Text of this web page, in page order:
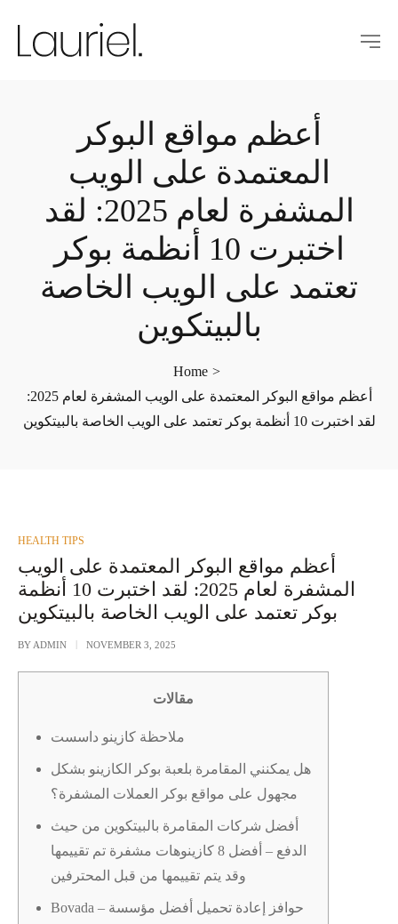
أعظم مواقع البوكر
المعتمدة على الويب
المشفرة لعام 2025: لقد
اختبرت 10 أنظمة بوكر
تعتمد على الويب الخاصة
بالبيتكوين
Home >
أعظم مواقع البوكر المعتمدة على الويب المشفرة لعام 2025:
لقد اختبرت 10 أنظمة بوكر تعتمد على الويب الخاصة بالبيتكوين
POSTED
HEALTH TIPS
أعظم مواقع البوكر المعتمدة على الويب
المشفرة لعام 2025: لقد اختبرت 10 أنظمة
بوكر تعتمد على الويب الخاصة بالبيتكوين
BY ADMIN NOVEMBER 3, 2025
مقالات
ملاحظة كازينو داسست
هل يمكنني المقامرة بلعبة بوكر الكازينو بشكل
مجهول على مواقع بوكر العملات المشفرة؟
أفضل شركات المقامرة بالبيتكوين من حيث
الدفع – أفضل 8 كازينوهات مشفرة تم تقييمها
وقد يتم تقييمها من قبل المحترفين
Bovada – حوافز إعادة تحميل أفضل مؤسسة